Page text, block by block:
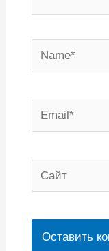
Name*
Email*
Сайт